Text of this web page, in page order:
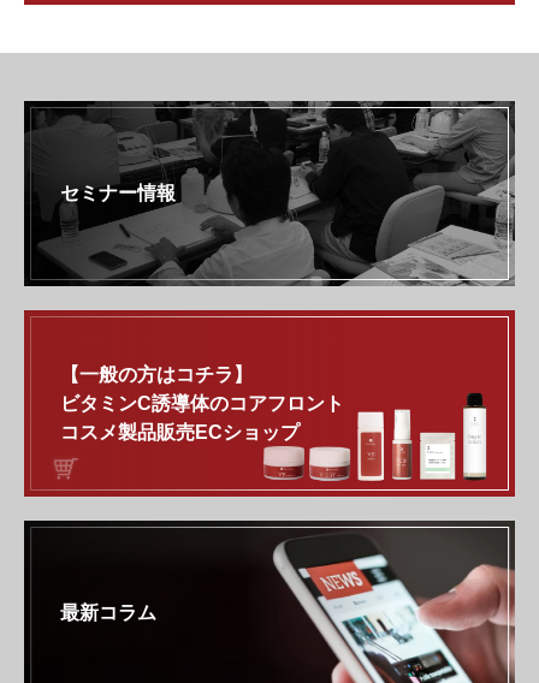
セミナー情報
【一般の方はコチラ】
ビタミンC誘導体のコアフロント
コスメ製品販売ECショップ
最新コラム